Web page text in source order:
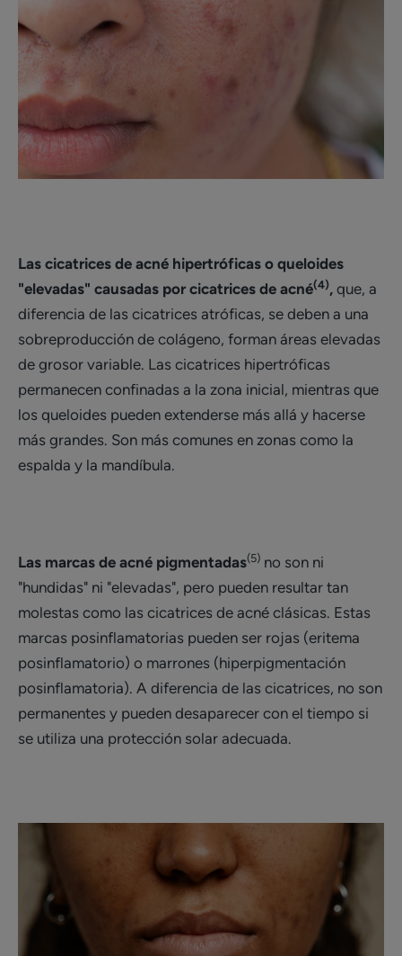
Las cicatrices de acné hipertróficas o queloides
"elevadas" causadas por cicatrices de acné(4), que, a
diferencia de las cicatrices atróficas, se deben a una
sobreproducción de colágeno, forman áreas elevadas
de grosor variable. Las cicatrices hipertróficas
permanecen confinadas a la zona inicial, mientras que
los queloides pueden extenderse más allá y hacerse
más grandes. Son más comunes en zonas como la
espalda y la mandíbula.
Las marcas de acné pigmentadas(5) no son ni
"hundidas" ni "elevadas", pero pueden resultar tan
molestas como las cicatrices de acné clásicas. Estas
marcas posinflamatorias pueden ser rojas (eritema
posinflamatorio) o marrones (hiperpigmentación
posinflamatoria). A diferencia de las cicatrices, no son
permanentes y pueden desaparecer con el tiempo si
se utiliza una protección solar adecuada.